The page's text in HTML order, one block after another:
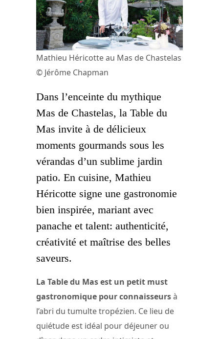
Mathieu Héricotte au Mas de Chastelas
© Jérôme Chapman
Dans l’enceinte du mythique
Mas de Chastelas, la Table du
Mas invite à de délicieux
moments gourmands sous les
vérandas d’un sublime jardin
patio. En cuisine, Mathieu
Héricotte signe une gastronomie
bien inspirée, mariant avec
panache et talent: authenticité,
créativité et maîtrise des belles
saveurs.
La Table du Mas est un petit must
gastronomique pour connaisseursà
l’abri du tumulte tropézien. Ce lieu de
quiétude est idéal pour déjeuner ou